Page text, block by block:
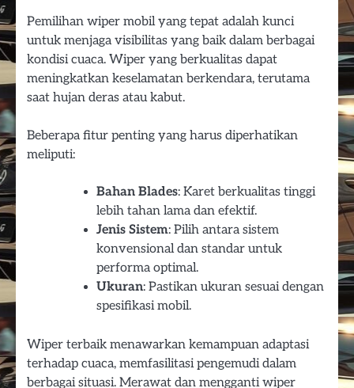
Pemilihan wiper mobil yang tepat adalah kunci
untuk menjaga visibilitas yang baik dalam berbagai
kondisi cuaca. Wiper yang berkualitas dapat
meningkatkan keselamatan berkendara, terutama
saat hujan deras atau kabut.
Beberapa fitur penting yang harus diperhatikan
meliputi:
Bahan Blades: Karet berkualitas tinggi
lebih tahan lama dan efektif.
Jenis Sistem: Pilih antara sistem
konvensional dan standar untuk
performa optimal.
Ukuran: Pastikan ukuran sesuai dengan
spesifikasi mobil.
Wiper terbaik menawarkan kemampuan adaptasi
terhadap cuaca, memfasilitasi pengemudi dalam
berbagai situasi. Merawat dan mengganti wiper